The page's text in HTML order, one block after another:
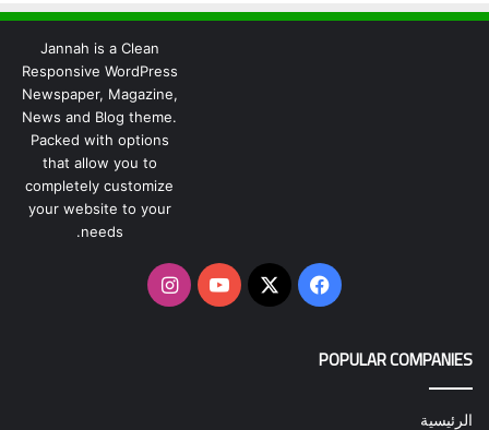
Jannah is a Clean
Responsive WordPress
Newspaper, Magazine,
News and Blog theme.
Packed with options
that allow you to
completely customize
your website to your
needs.
فيسبوك
‫X
‫YouTubeانستقرام
POPULAR COMPANIES
الرئيسية